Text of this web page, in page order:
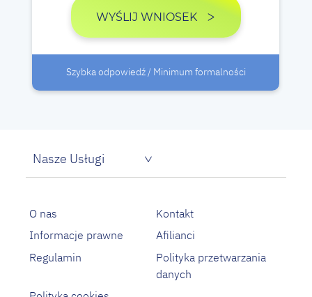
WYŚLIJ WNIOSEK
Szybka odpowiedź / Minimum formalności
Nasze Usługi
O nas
Kontakt
Informacje prawne
Afilianci
Regulamin
Polityka przetwarzania
danych